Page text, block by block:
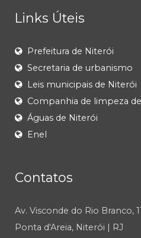
Links Úteis
Prefeitura de Niterói
Secretaria de urbanismo
Leis municipais de Niterói
Companhia de limpeza
Águas de Niterói
Enel
Contatos
Av. Visconde do Rio Branco, 11
Ponta d'Areia, Niterói | RJ